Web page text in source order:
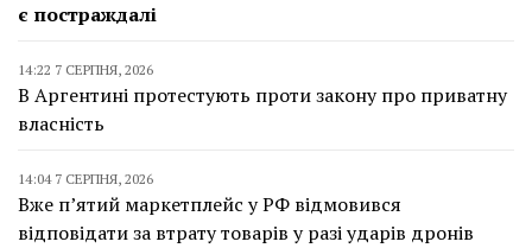
є постраждалі
14:22 7 СЕРПНЯ, 2026
В Аргентині протестують проти закону про приватну
власність
14:04 7 СЕРПНЯ, 2026
Вже п’ятий маркетплейс у РФ відмовився
відповідати за втрату товарів у разі ударів дронів